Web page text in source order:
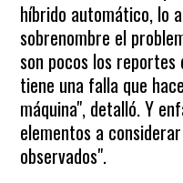
híbrido automático, lo
sobrenombre el
son pocos los reportes
tiene una falla que
máquina", detalló. Y
elementos a
observados".